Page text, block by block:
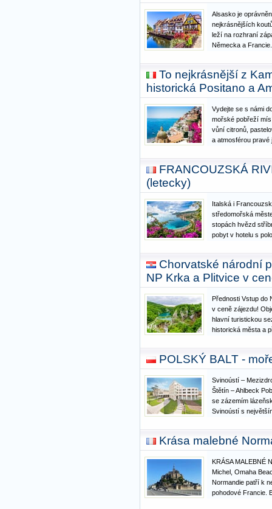
Alsasko je
nejkrásnějších
leží na rozhraní
Německa a
kontinentu a
má v sobě to
To nejkrásnější z
historická Positano a
Vydejte se s námi
mořské pobřeží
vůní citronů,
a atmosférou pravé
pobřeží, navštívíte
Capri i…
FRANCOUZSKÁ
(letecky)
Italská i
středomořská
stopách hvězd
pobyt v hotelu s
Chorvatské národní
NP Krka a Plitvice v
Přednosti Vstup do
v ceně zájezdu!
hlavní turistickou
historická města a
světového
UNESCO i do
POLSKÝ BALT -
Svinoústí –
Štětín – Ahlbeck
se zázemím
Svinoústí s
dovolené na novou
zavedou do
Krása malebné
KRÁSA MALEBNÉ
Michel, Omaha
Normandie patří k
pohodové Francie.